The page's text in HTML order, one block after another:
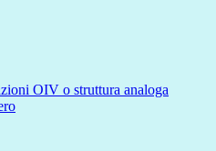
OIV o struttura analoga